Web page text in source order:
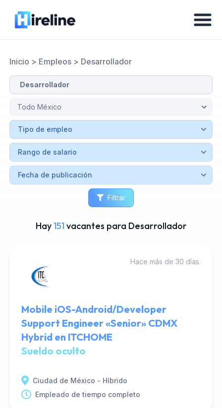
Inicio > Empleos> Desarrollador
Filtrar
Hay151 vacantes para Desarrollador
Hace más de 30 días.
Mobile iOS-Android/Developer
Support Engineer «Senior» CDMX
Hybrid en ITCHOME
Sueldo oculto
Ciudad de México - Híbrido
Empleado de tiempo completo